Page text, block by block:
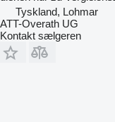
Tyskland, Lohmar
ATT-Overath UG
Kontakt sælgeren